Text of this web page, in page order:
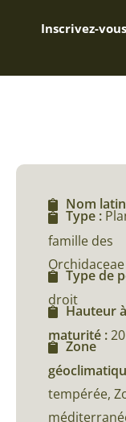
Inscrivez-
Nom
Type :
famille des
Orchidaceae
Type de
droit
Hauteur à
maturité :
Zone
tempérée,